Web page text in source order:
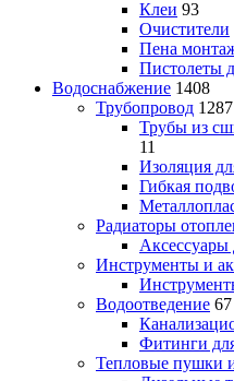
Клеи 93
Очистители
Пена
Пистолеты
Водоснабжение 1408
Трубопровод 1287
Трубы из
11
Изоляция
Гибкая
Радиаторы
Аксессуары
Инструменты и
Водоотведение 67
Фитинги
Тепловые пушки